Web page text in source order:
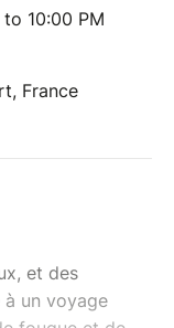
10:00 PM
France
et des
un voyage